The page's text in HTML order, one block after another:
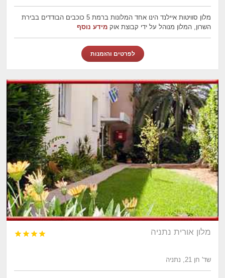
מלון סוויטות איילנד הינו אחד המלונות ברמת 5 כוכבים הבודדים בבירת
השרון, המלון מנוהל על ידי קבוצת אוקמידע נוסף
לפרטים והזמנות
מלון אורית נתניה 



שד' חן 21, נתניה